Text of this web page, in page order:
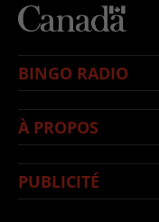
BINGO RADIO
À PROPOS
PUBLICITÉ